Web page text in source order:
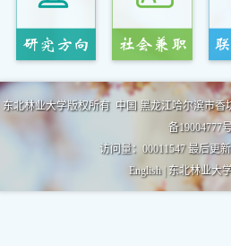
东北林业大学版权所有 中国 黑龙江哈尔滨市
备19004777
访问量： 00011547 最后更新
English| 东北林业大